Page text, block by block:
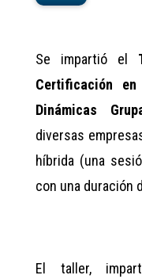
Se impartió el
Certificación
Dinámicas
diversas
híbrida (una
con una duración
El taller,